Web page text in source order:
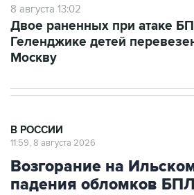
Геленджике детей
Москву
Возгорание на
падения обломков
ликвидировано